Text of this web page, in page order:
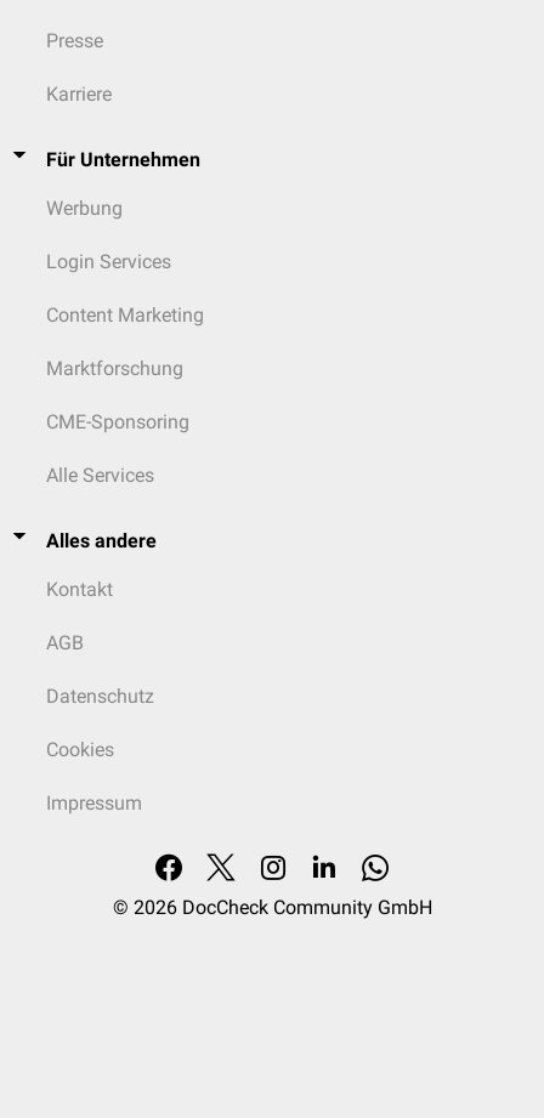
Presse
Karriere
Für Unternehmen
Werbung
Login Services
Content Marketing
Marktforschung
CME-Sponsoring
Alle Services
Alles andere
Kontakt
AGB
Datenschutz
Cookies
Impressum
© 2026 DocCheck Community GmbH